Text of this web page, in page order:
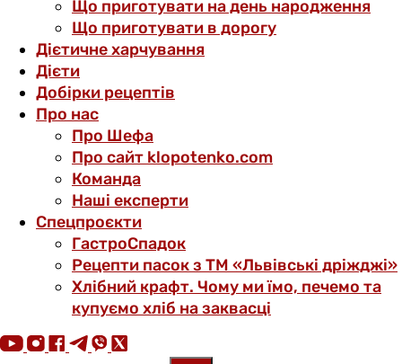
Що приготувати на день народження
Що приготувати в дорогу
Дієтичне харчування
Дієти
Добірки рецептів
Про нас
Про Шефа
Про сайт klopotenko.com
Команда
Наші експерти
Спецпроєкти
ГастроСпадок
Рецепти пасок з ТМ «Львівські дріжджі»
Хлібний крафт. Чому ми їмо, печемо та
купуємо хліб на заквасці